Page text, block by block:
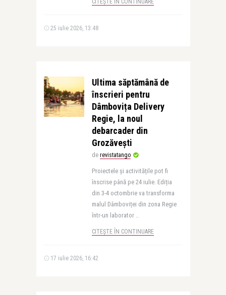
CITEȘTE ÎN CONTINUARE
25 iulie 2026, 13:48
Ultima săptămână de
înscrieri pentru
Dâmbovița Delivery
Regie, la noul
debarcader din
Grozăvești
de revistatango
Proiectele și activitățile pot fi
înscrise până pe 24 iulie. Ediția
din 3-4 octombrie va transforma
malul Dâmboviței din zona Regie
într-un laborator ..
CITEȘTE ÎN CONTINUARE
17 iulie 2026, 16:42